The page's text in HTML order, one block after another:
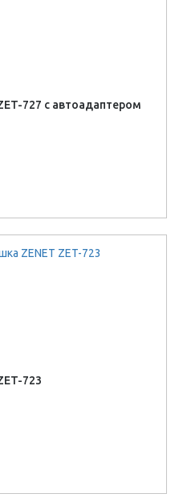
727 с автоадаптером
723